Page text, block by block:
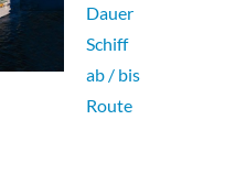
Balcony-[SG]
Dauer
Schiff
ab / bis
Route